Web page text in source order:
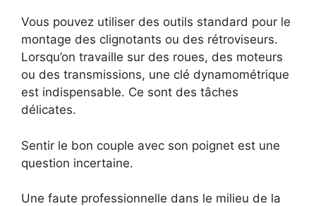
Vous pouvez utiliser des outils standard pour le
montage des clignotants ou des rétroviseurs.
Lorsqu’on travaille sur des roues, des moteurs
ou des transmissions, une clé dynamométrique
est indispensable. Ce sont des tâches
délicates.
Sentir le bon couple avec son poignet est une
question incertaine.
Une faute professionnelle dans le milieu de la